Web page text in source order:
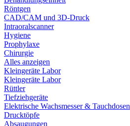
Röntgen
CAD/CAM und 3D-Druck
Intraoralscanner
Hygiene
Prophylaxe
Chirurgie
Alles anzeigen
Kleingeräte Labor
Kleingeräte Labor
Rüttler
Tiefziehgeräte
Elektrische Wachsmesser & Tauchdosen
Drucktöpfe
Absaugungen